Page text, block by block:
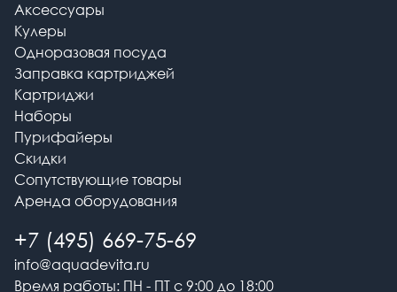
Аксессуары
Кулеры
Одноразовая посуда
Заправка картриджей
Картриджи
Наборы
Пурифайеры
Скидки
Сопутствующие товары
Аренда оборудования
+7 (495) 669-75-69
info@aquadevita.ru
Время работы: ПН - ПТ с 9:00 до 18:00